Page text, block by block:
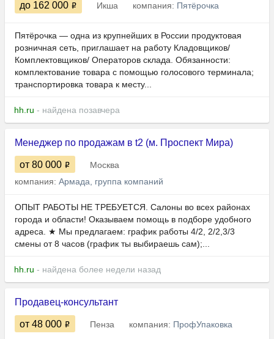
до 162 000 Икша компания: Пятёрочка
Пятёрочка — одна из крупнейших в России продуктовая
розничная сеть, приглашает на работу Кладовщиков/
Комплектовщиков/ Операторов склада. Обязанности:
комплектование товара с помощью голосового терминала;
транспортировка товара к месту...
hh.ru - найдена позавчера
Менеджер по продажам в t2 (м. Проспект Мира)
от 80 000
Москва
компания: Армада, группа компаний
ОПЫТ РАБОТЫ НЕ ТРЕБУЕТСЯ. Caлoны вo всex paйoнах
гоpoдa и oбласти! Окaзывaем пoмoщь в подбope удобногo
aдpеса. ★ Mы пpeдлагaeм: график рабoты 4/2, 2/2,3/3
смeны от 8 часов (график ты выбираешь сам);...
hh.ru - найдена более недели назад
Продавец-консультант
от 48 000 Пенза компания: ПрофУпаковка